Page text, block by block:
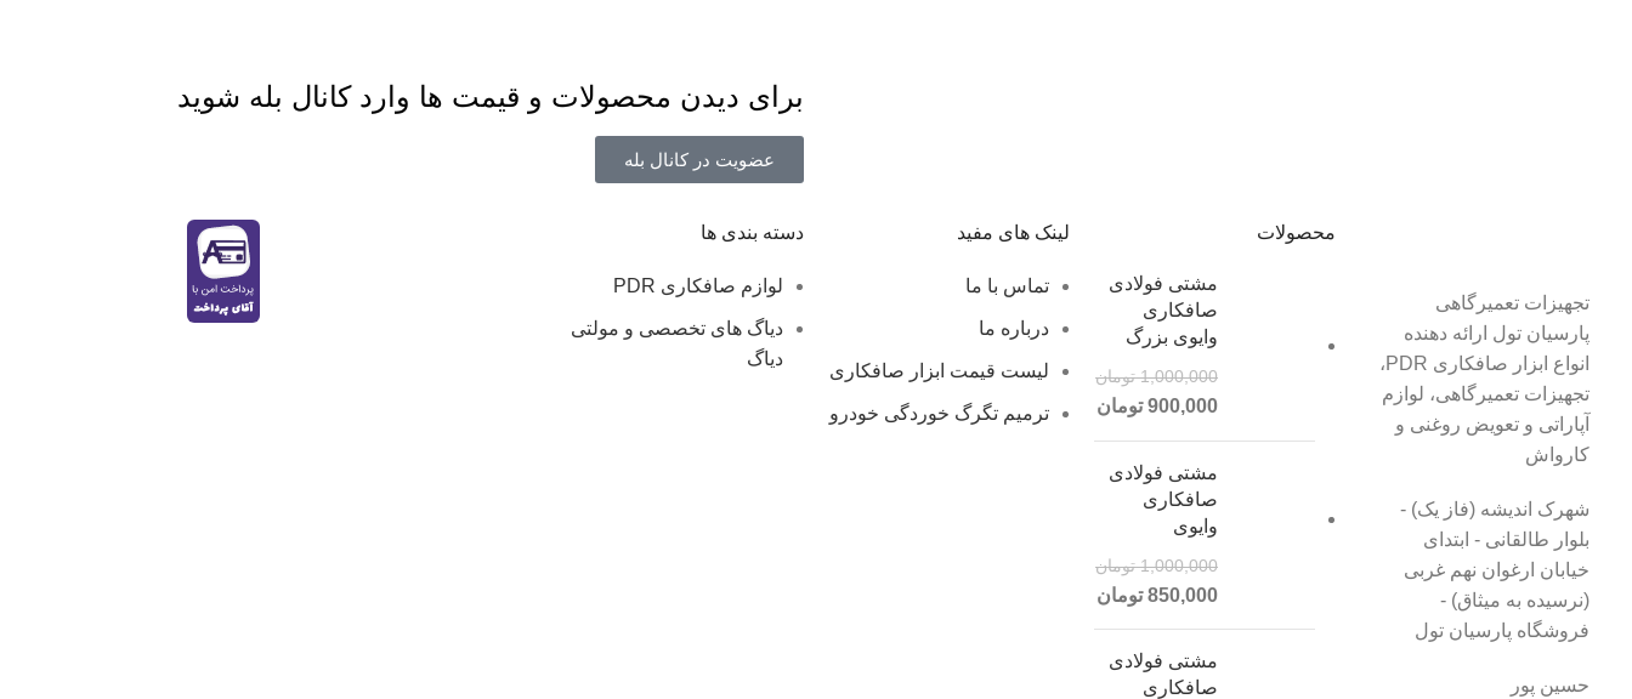
برای دیدن محصولات و قیمت ها وارد کانال بله شوید
عضویت در کانال بله
تجهیزات تعمیرگاهی
پارسیان تول ارائه دهنده
انواع ابزار صافکاری PDR،
تجهیزات تعمیرگاهی، لوازم
آپاراتی و تعویض روغنی و
کارواش
شهرک اندیشه (فاز یک) -
بلوار طالقانی - ابتدای
خیابان ارغوان نهم غربی
(نرسیده به میثاق) -
فروشگاه پارسیان تول
حسین پور
محصولات
مشتی فولادی
صافکاری
وایوی بزرگ
1,000,000 تومان
900,000 تومان
مشتی فولادی
صافکاری
وایوی
1,000,000 تومان
850,000 تومان
مشتی فولادی
صافکاری
لینک های مفید
تماس با ما
درباره ما
لیست قیمت ابزار صافکاری
ترمیم تگرگ خوردگی خودرو
دسته بندی ها
لوازم صافکاری PDR
دیاگ های تخصصی و مولتی
دیاگ